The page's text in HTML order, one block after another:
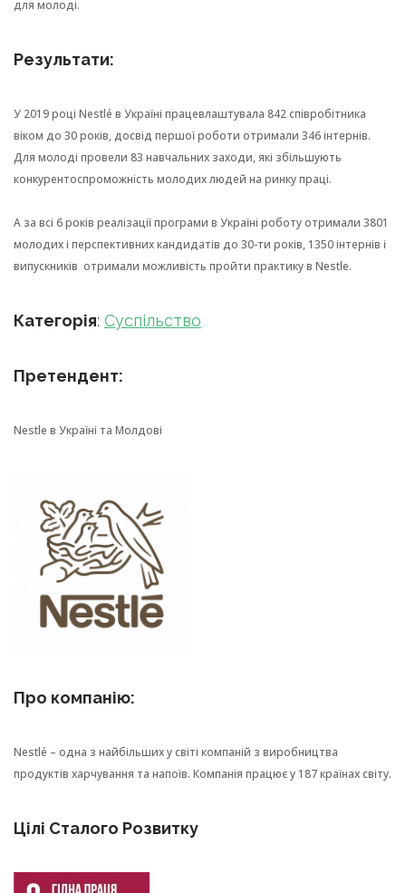
для молоді.
Результати:
У 2019 році Nestlé в Україні працевлаштувала 842 співробітника
віком до 30 років, досвід першої роботи отримали 346 інтернів.
Для молоді провели 83 навчальних заходи, які збільшують
конкурентоспроможність молодих людей на ринку праці.
А за всі 6 років реалізації програми в Україні роботу отримали 3801
молодих і перспективних кандидатів до 30-ти років, 1350 інтернів і
випускників отримали можливість пройти практику в Nestle.
Категорія: Суспільство
Претендент:
Nestle в Україні та Молдові
Про компанію:
Nestlé – одна з найбільших у світі компаній з виробництва
продуктів харчування та напоїв. Компанія працює у 187 країнах світу.
Цілі Сталого Розвитку